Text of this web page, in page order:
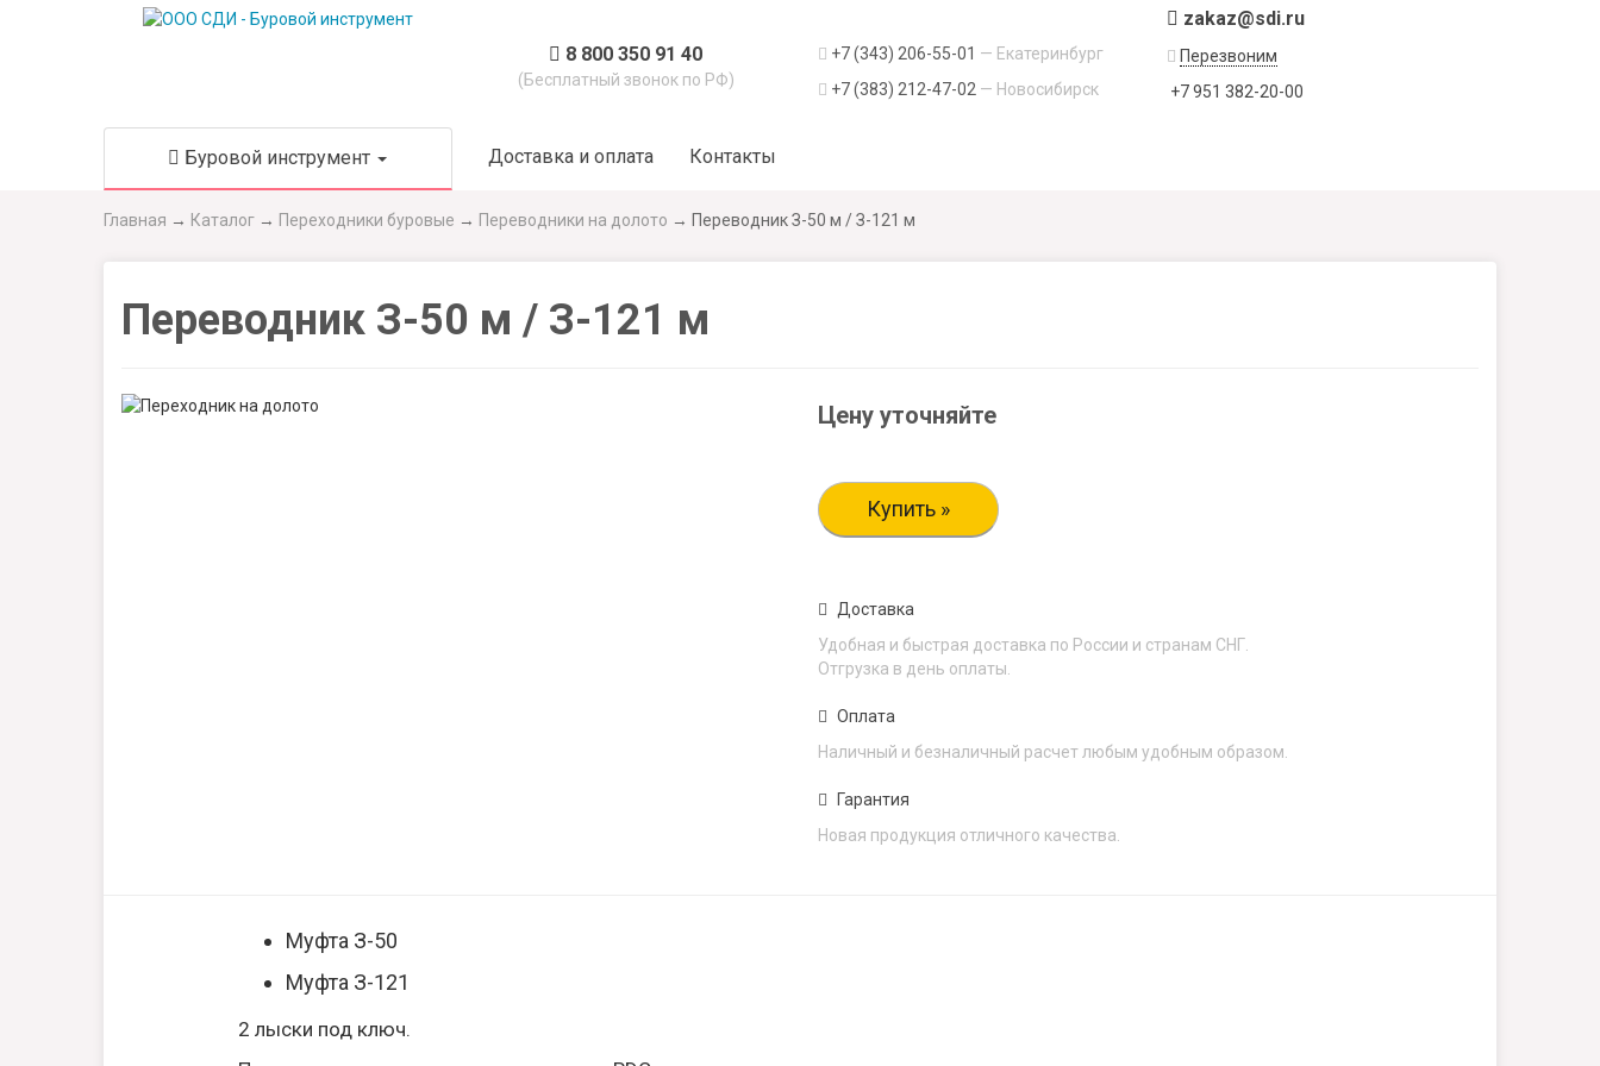
8 800 350 91 40
(Бесплатный звонок по РФ)
+7 (343) 206-55-01 — Екатеринбург
+7 (383) 212-47-02 — Новосибирск
zakaz@sdi.ru
Перезвоним
+7 951 382-20-00
Буровой инструмент Доставка и оплата Контакты
Главная → Каталог → Переходники буровые → Переводники на долото → Переводник З-50 м / З-121 м
Переводник З-50 м / З-121 м
Цену уточняйте
Купить »
Доставка
Удобная и быстрая доставка по России и странам СНГ.
Отгрузка в день оплаты.
Оплата
Наличный и безналичный расчет любым удобным образом.
Гарантия
Новая продукция отличного качества.
Муфта З-50
Муфта З-121
2 лыски под ключ.